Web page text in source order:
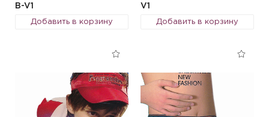
B-V1
Добавить в корзину
V1
Добавить в корзину